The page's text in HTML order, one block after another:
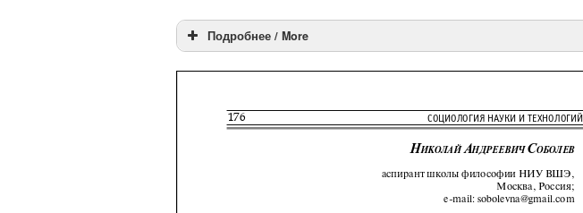
Подробнее / More